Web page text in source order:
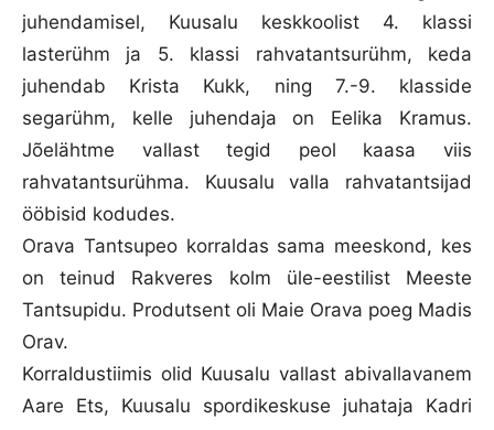
juhendamisel, Kuusalu keskkoolist 4. klassi
lasterühm ja 5. klassi rahvatantsurühm, keda
juhendab Krista Kukk, ning 7.-9. klasside
segarühm, kelle juhendaja on Eelika Kramus.
Jõelähtme vallast tegid peol kaasa viis
rahvatantsurühma. Kuusalu valla rahvatantsijad
ööbisid kodudes.
Orava Tantsupeo korraldas sama meeskond, kes
on teinud Rakveres kolm üle-eestilist Meeste
Tantsupidu. Produtsent oli Maie Orava poeg Madis
Orav.
Korraldustiimis olid Kuusalu vallast abivallavanem
Aare Ets, Kuusalu spordikeskuse juhataja Kadri